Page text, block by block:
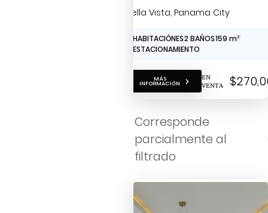
Vista
Bella Vista, Panama City
3 HABITACIÓNES2 BAÑOS159 m2
2 ESTACIONAMIENTO
MÁS
INFORMACIÓN
EN
VENTA
Corresponde
parcialmente al
filtrado